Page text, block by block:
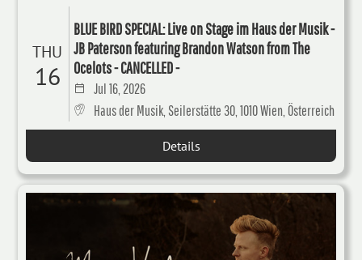
THU
16
BLUE BIRD SPECIAL: Live on Stage im Haus der Musik -
JB Paterson featuring Brandon Watson from The
Ocelots - CANCELLED -
Jul 16, 2026
Haus der Musik, Seilerstätte 30, 1010 Wien, Österreich
Details